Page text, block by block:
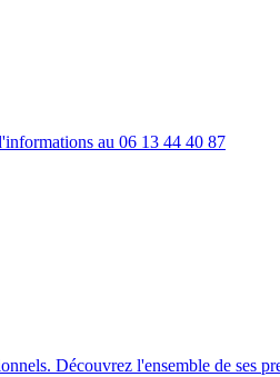
au 06 13 44 40 87
Découvrez l'ensemble de ses